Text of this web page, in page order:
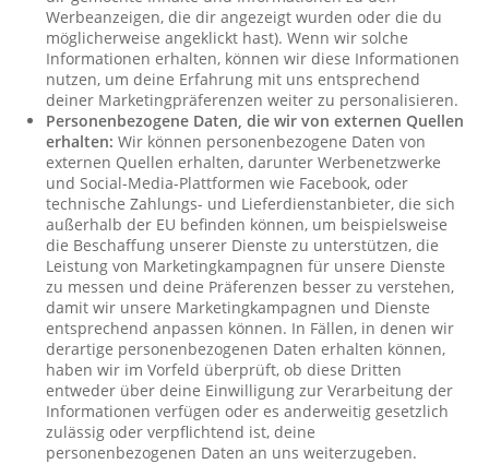
Werbeanzeigen, die dir angezeigt wurden oder die du
möglicherweise angeklickt hast). Wenn wir solche
Informationen erhalten, können wir diese Informationen
nutzen, um deine Erfahrung mit uns entsprechend
deiner Marketingpräferenzen weiter zu personalisieren.
Personenbezogene Daten, die wir von externen Quellen
erhalten: Wir können personenbezogene Daten von
externen Quellen erhalten, darunter Werbenetzwerke
und Social-Media-Plattformen wie Facebook, oder
technische Zahlungs- und Lieferdienstanbieter, die sich
außerhalb der EU befinden können, um beispielsweise
die Beschaffung unserer Dienste zu unterstützen, die
Leistung von Marketingkampagnen für unsere Dienste
zu messen und deine Präferenzen besser zu verstehen,
damit wir unsere Marketingkampagnen und Dienste
entsprechend anpassen können. In Fällen, in denen wir
derartige personenbezogenen Daten erhalten können,
haben wir im Vorfeld überprüft, ob diese Dritten
entweder über deine Einwilligung zur Verarbeitung der
Informationen verfügen oder es anderweitig gesetzlich
zulässig oder verpflichtend ist, deine
personenbezogenen Daten an uns weiterzugeben.